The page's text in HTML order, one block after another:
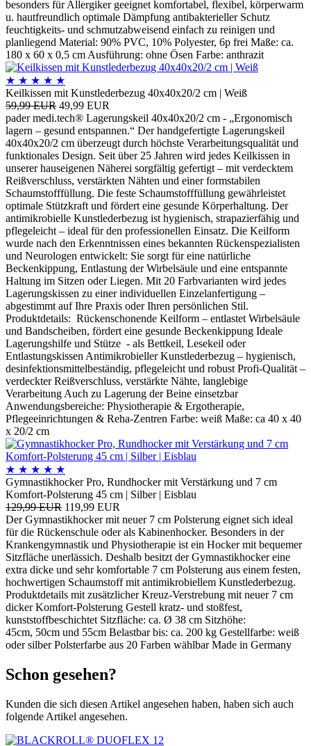
besonders für Allergiker geeignet komfortabel, flexibel, körperwarm
u. hautfreundlich optimale Dämpfung antibakterieller Schutz
feuchtigkeits- und schmutzabweisend einfach zu reinigen und
planliegend Material: 90% PVC, 10% Polyester, 6p frei Maße: ca.
180 x 60 x 0,5 cm Ausführung: ohne Ösen Farbe: anthrazit
★ ★ ★ ★ ★
Keilkissen mit Kunstlederbezug 40x40x20/2 cm | Weiß
59,99 EUR 49,99 EUR
pader medi.tech® Lagerungskeil 40x40x20/2 cm - „Ergonomisch
lagern – gesund entspannen.“ Der handgefertigte Lagerungskeil
40x40x20/2 cm überzeugt durch höchste Verarbeitungsqualität und
funktionales Design. Seit über 25 Jahren wird jedes Keilkissen in
unserer hauseigenen Näherei sorgfältig gefertigt – mit verdecktem
Reißverschluss, verstärkten Nähten und einer formstabilen
Schaumstofffüllung. Die feste Schaumstofffüllung gewährleistet
optimale Stützkraft und fördert eine gesunde Körperhaltung. Der
antimikrobielle Kunstlederbezug ist hygienisch, strapazierfähig und
pflegeleicht – ideal für den professionellen Einsatz. Die Keilform
wurde nach den Erkenntnissen eines bekannten Rückenspezialisten
und Neurologen entwickelt: Sie sorgt für eine natürliche
Beckenkippung, Entlastung der Wirbelsäule und eine entspannte
Haltung im Sitzen oder Liegen. Mit 20 Farbvarianten wird jedes
Lagerungskissen zu einer individuellen Einzelanfertigung –
abgestimmt auf Ihre Praxis oder Ihren persönlichen Stil.
Produktdetails: Rückenschonende Keilform – entlastet Wirbelsäule
und Bandscheiben, fördert eine gesunde Beckenkippung Ideale
Lagerungshilfe und Stütze - als Bettkeil, Lesekeil oder
Entlastungskissen Antimikrobieller Kunstlederbezug – hygienisch,
desinfektionsmittelbeständig, pflegeleicht und robust Profi-Qualität –
verdeckter Reißverschluss, verstärkte Nähte, langlebige
Verarbeitung Auch zu Lagerung der Beine einsetzbar
Anwendungsbereiche: Physiotherapie & Ergotherapie,
Pflegeeinrichtungen & Reha-Zentren Farbe: weiß Maße: ca 40 x 40
x 20/2 cm
★ ★ ★ ★ ★
Gymnastikhocker Pro, Rundhocker mit Verstärkung und 7 cm
Komfort-Polsterung 45 cm | Silber | Eisblau
129,99 EUR 119,99 EUR
Der Gymnastikhocker mit neuer 7 cm Polsterung eignet sich ideal
für die Rückenschule oder als Kabinenhocker. Besonders in der
Krankengymnastik und Physiotherapie ist ein Hocker mit bequemer
Sitzfläche unerlässich. Deshalb besitzt der Gymnastikhocker eine
extra dicke und sehr komfortable 7 cm Polsterung aus einem festen,
hochwertigen Schaumstoff mit antimikrobiellem Kunstlederbezug.
Produktdetails mit zusätzlicher Kreuz-Verstrebung mit neuer 7 cm
dicker Komfort-Polsterung Gestell kratz- und stoßfest,
kunststoffbeschichtet Sitzfläche: ca. Ø 38 cm Sitzhöhe:
45cm, 50cm und 55cm Belastbar bis: ca. 200 kg Gestellfarbe: weiß
oder silber Polsterfarbe aus 20 Farben wählbar Made in Germany
Schon gesehen?
Kunden die sich diesen Artikel angesehen haben, haben sich auch
folgende Artikel angesehen.